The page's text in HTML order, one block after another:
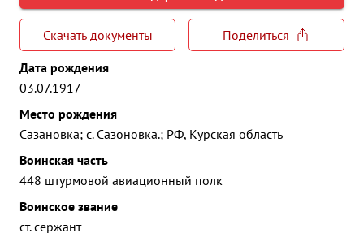
Скачать документы
Поделиться
Дата рождения
03.07.1917
Место рождения
Сазановка; с. Сазоновка.; РФ, Курская область
Воинская часть
448 штурмовой авиационный полк
Воинское звание
ст. сержант